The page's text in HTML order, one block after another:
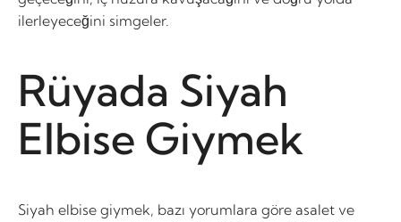
ilerleyeceğini simgeler.
Rüyada Siyah
Elbise Giymek
Siyah elbise giymek, bazı yorumlara göre asalet ve